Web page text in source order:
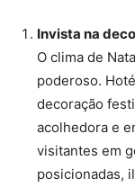
Invista na
O clima de
poderoso.
decoração
acolhedora e
visitantes em
posicionadas,